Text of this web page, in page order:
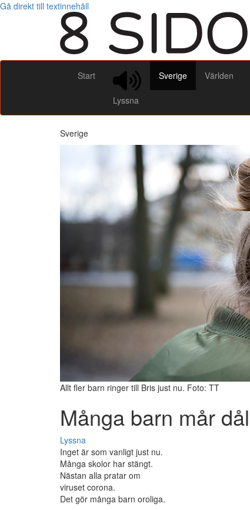
Gå direkt till textinnehåll
Start
Lyssna
Sverige Världen
Sverige
Allt fler barn ringer till Bris just nu. Foto: TT
Många barn mår
Lyssna
Inget är som vanligt just nu.
Många skolor har stängt.
Nästan alla pratar om
viruset corona.
Det gör många barn oroliga.